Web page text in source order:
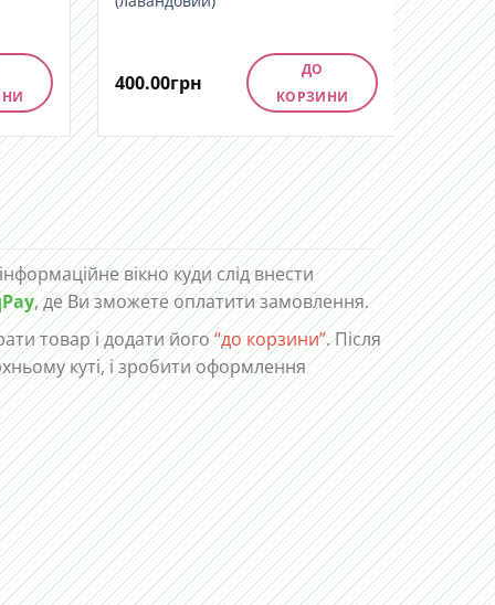
400.00грн
ДО
КОРЗИНИ
400.00
вікно куди слід внести
, де Ви зможете оплатити замовлення.
товар і додати його“до корзини”. Після
куті, і зробити оформлення